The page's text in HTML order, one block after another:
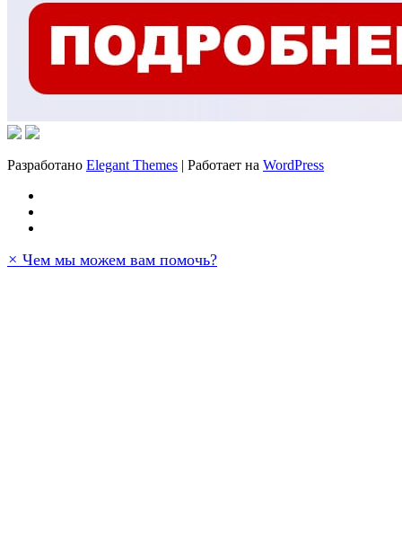
Разработано Elegant Themes | Работает на WordPress
× Чем мы можем вам помочь?